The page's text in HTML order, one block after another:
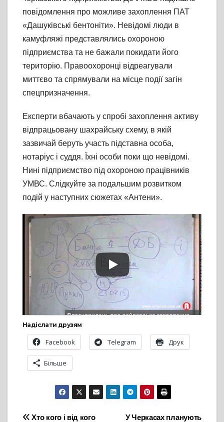
повідомлення про можливе захоплення ПАТ
«Дашуківські бентоніти». Невідомі люди в
камуфляжі представлялись охороною
підприємства та не бажали покидати його
територію. Правоохоронці відреагували
миттєво та спрямували на місце події загін
спецпризначення.
Експерти вбачають у спробі захоплення активу
відпрацьовану шахрайську схему, в якій
зазвичай беруть участь підставна особа,
нотаріус і суддя. Їхні особи поки що невідомі.
Нині підприємство під охороною працівників
УМВС. Слідкуйте за подальшим розвитком
подій у наступних сюжетах «Антени».
Надіслати друзям
Facebook Telegram Друк
Більше
У Черкасах планують
Хто кого і від кого